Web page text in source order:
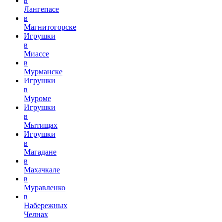
Лангепасе
в
Магнитогорске
Игрушки
в
Миассе
в
Мурманске
Игрушки
в
Муроме
Игрушки
в
Мытищах
Игрушки
в
Магадане
в
Махачкале
в
Муравленко
в
Набережных
Челнах